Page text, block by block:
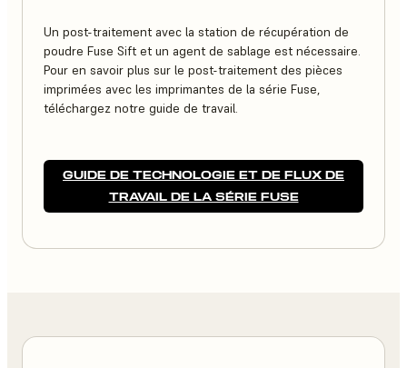
Un post-traitement avec la station de récupération de
poudre Fuse Sift et un agent de sablage est nécessaire.
Pour en savoir plus sur le post-traitement des pièces
imprimées avec les imprimantes de la série Fuse,
téléchargez notre guide de travail.
GUIDE DE TECHNOLOGIE ET DE FLUX DE
TRAVAIL DE LA SÉRIE FUSE